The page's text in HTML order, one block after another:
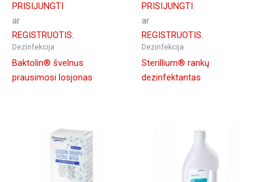
PRISIJUNGTI
ar
REGISTRUOTIS.
Dezinfekcija
Baktolin® švelnus
prausimosi losjonas
PRISIJUNGTI
ar
REGISTRUOTIS.
Dezinfekcija
Sterillium® rankų
dezinfektantas